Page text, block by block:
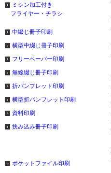
ミシン加工付き
フライヤー・チラシ
中綴じ冊子印刷
横型中綴じ冊子印刷
フリーペーパー印刷
無線綴じ冊子印刷
折パンフレット印刷
横型折パンフレット印刷
資料印刷
挟み込み冊子印刷
ポケットファイル印刷